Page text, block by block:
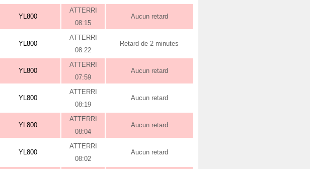
YL800
ATTERRI
08:15
Aucun retard
YL800
ATTERRI
08:22
Retard de 2 minutes
YL800
ATTERRI
07:59
Aucun retard
YL800
ATTERRI
08:19
Aucun retard
YL800
ATTERRI
08:04
Aucun retard
YL800
ATTERRI
08:02
Aucun retard